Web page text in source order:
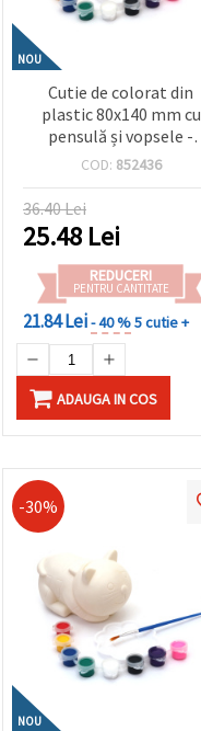
NOU
Cutie de colorat din
plastic 80x140 mm cu
pensulă și vopsele -
Extraterestru
COD: 852436
36.40 Lei
25.48 Lei
REDUCERI
PENTRU CANTITATE
21.84 Lei- 40 %5 cutie +
ADAUGA IN COS
-30%
NOU